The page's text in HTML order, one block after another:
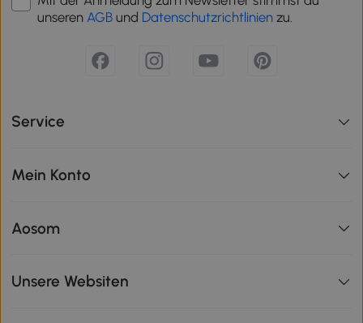
unseren AGB und Datenschutzrichtlinien zu.
Service
Mein Konto
Aosom
Unsere Websiten